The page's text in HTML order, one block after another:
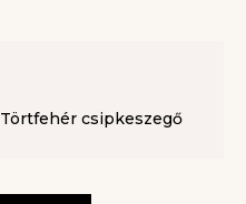
Törtfehér csipkeszegő